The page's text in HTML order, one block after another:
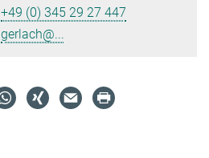
+49 (0) 345 29 27 447
gerlach@...